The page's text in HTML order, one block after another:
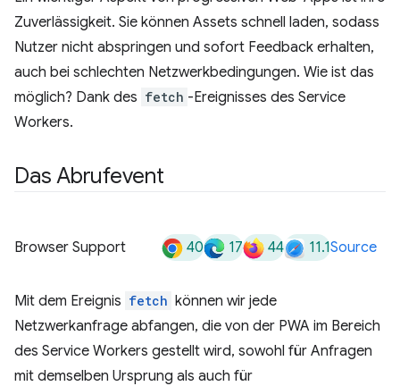
Zuverlässigkeit. Sie können Assets schnell laden, sodass
Nutzer nicht abspringen und sofort Feedback erhalten,
auch bei schlechten Netzwerkbedingungen. Wie ist das
möglich? Dank des fetch -Ereignisses des Service
Workers.
Das Abrufevent
Browser Support 40 17 44 11.1Source
Mit dem Ereignis fetch können wir jede
Netzwerkanfrage abfangen, die von der PWA im Bereich
des Service Workers gestellt wird, sowohl für Anfragen
mit demselben Ursprung als auch für